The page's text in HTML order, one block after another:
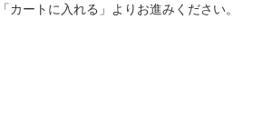
カートに入れる」よりお進みください。